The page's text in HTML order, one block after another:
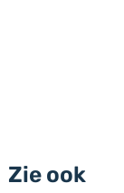
Zie ook